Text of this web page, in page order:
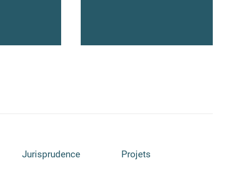
Jurisprudence Projets